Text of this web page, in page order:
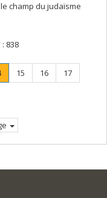
champ du judaïsme
838
.
Page
Page
15 Page
16 Page
17